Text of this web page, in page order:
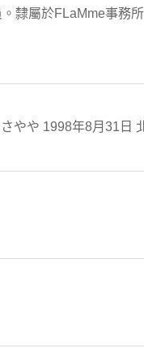
隸屬於FLaMme事務
やや 1998年8月31日